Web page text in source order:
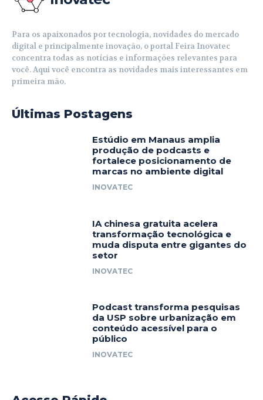
Para os apaixonados por tecnologia, novidades do mercado
digital e principalmente inovação, o portal Feira Inovatec
concentra todas as notícias e informações relevantes para
você. Aqui você encontra as novidades mais interessantes em
primeira mão.
Últimas Postagens
Estúdio em Manaus amplia
produção de podcasts e
fortalece posicionamento de
marcas no ambiente digital
INOVATEC
IA chinesa gratuita acelera
transformação tecnológica e
muda disputa entre gigantes do
setor
INOVATEC
Podcast transforma pesquisas
da USP sobre urbanização em
conteúdo acessível para o
público
INOVATEC